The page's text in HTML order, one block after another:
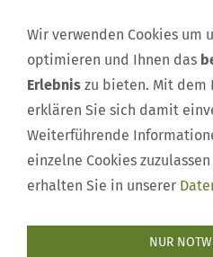
da Sie der Speicherung
notwendigenCookies
Besuchen Sie die Seite
Ihre Cookie-
DIESEN
Wir verwenden Cookies um
optimieren und Ihnen das
Erlebnis zu bieten. Mit dem
erklären Sie sich damit
Weiterführende
einzelne Cookies
erhalten Sie in unserer
NUR